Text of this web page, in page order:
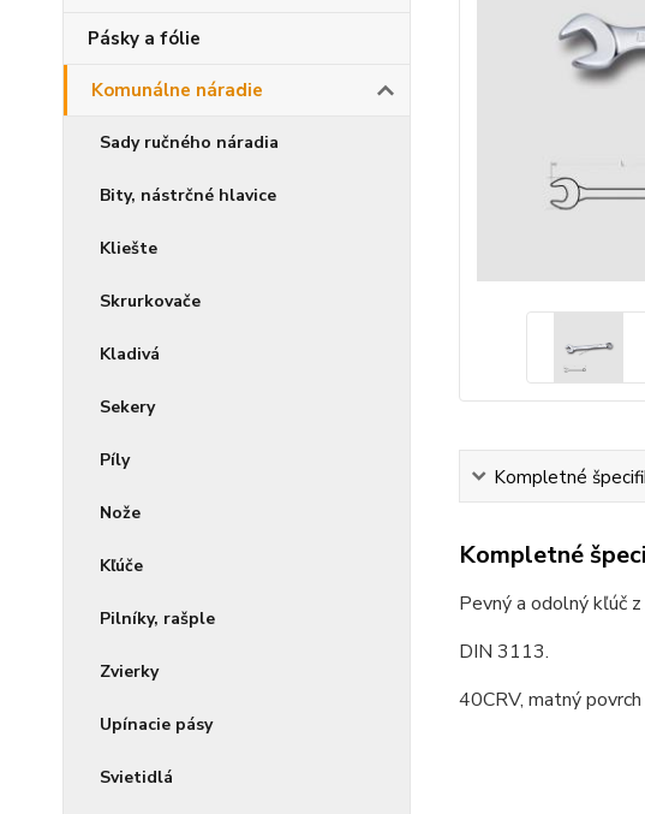
Pásky a fólie
Komunálne náradie
Sady ručného náradia
Bity, nástrčné hlavice
Kliešte
Skrurkovače
Kladivá
Sekery
Píly
Nože
Kľúče
Pilníky, rašple
Zvierky
Upínacie pásy
Svietidlá
Kompletné
Kompletné
Pevný a odolný kľúč
DIN 3113.
40CRV, matný povrch